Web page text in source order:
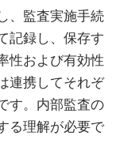
、監査実施手続
記録し、保存す
性および有効性
連携してそれぞ
す。内部監査の
る理解が必要で